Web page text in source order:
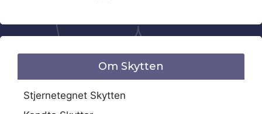
Om Skytten
Stjernetegnet Skytten